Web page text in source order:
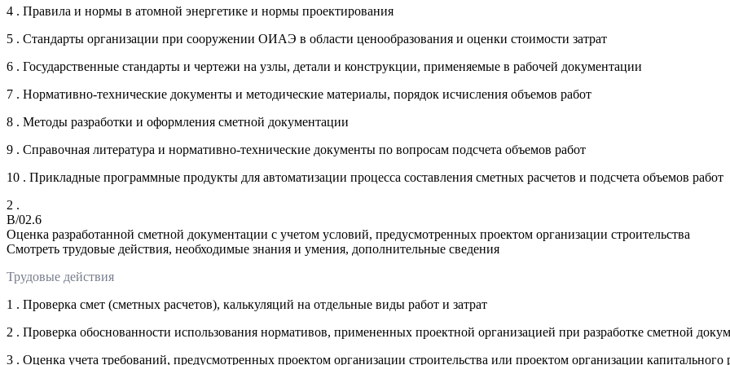
4 . Правила и нормы в атомной энергетике и нормы проектирования
5 . Стандарты организации при сооружении ОИАЭ в области ценообразования и оценки стоимости затрат
6 . Государственные стандарты и чертежи на узлы, детали и конструкции, применяемые в рабочей документации
7 . Нормативно-технические документы и методические материалы, порядок исчисления объемов работ
8 . Методы разработки и оформления сметной документации
9 . Справочная литература и нормативно-технические документы по вопросам подсчета объемов работ
10 . Прикладные программные продукты для автоматизации процесса составления сметных расчетов и подсчета объемов работ
2 .
B/02.6
Оценка разработанной сметной документации с учетом условий, предусмотренных проектом организации строительства
Смотреть трудовые действия, необходимые знания и умения, дополнительные сведения
Трудовые действия
1 . Проверка смет (сметных расчетов), калькуляций на отдельные виды работ и затрат
2 . Проверка обоснованности использования нормативов, примененных проектной организацией при разработке сметной
3 . Оценка учета требований, предусмотренных проектом организации строительства или проектом организации капитального